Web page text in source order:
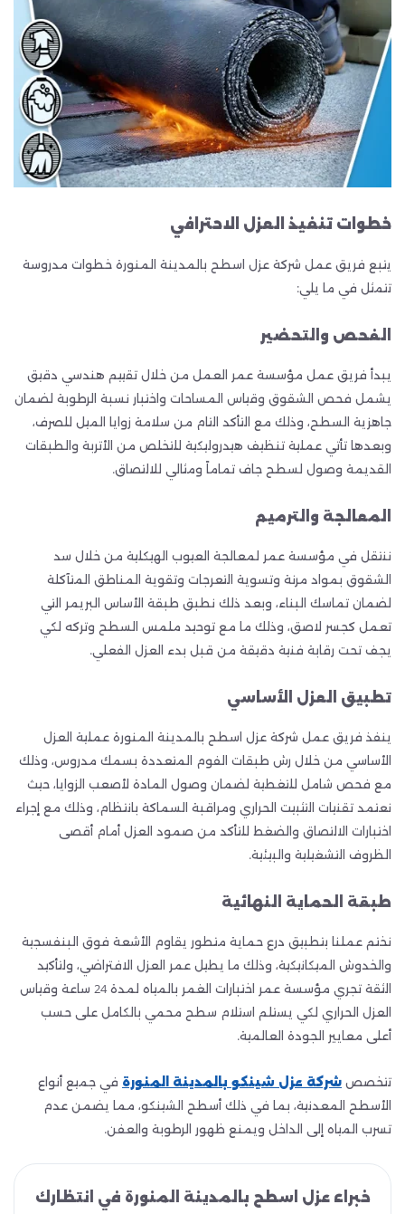
خطوات تنفيذ العزل الاحترافي
يتبع فريق عمل شركة عزل اسطح بالمدينة المنورة خطوات مدروسة
تتمثل في ما يلي:
الفحص والتحضير
يبدأ فريق عمل مؤسسة عمر العمل من خلال تقييم هندسي دقيق
يشمل فحص الشقوق وقياس المساحات واختبار نسبة الرطوبة لضمان
جاهزية السطح، وذلك مع التأكد التام من سلامة زوايا الميل للصرف،
وبعدها تأتي عملية تنظيف هيدروليكية للتخلص من الأتربة والطبقات
القديمة وصول لسطح جاف تماماً ومثالي للالتصاق.
المعالجة والترميم
ننتقل في مؤسسة عمر لمعالجة العيوب الهيكلية من خلال سد
الشقوق بمواد مرنة وتسوية التعرجات وتقوية المناطق المتآكلة
لضمان تماسك البناء، وبعد ذلك نطبق طبقة الأساس البريمر التي
تعمل كجسر لاصق، وذلك ما مع توحيد ملمس السطح وتركه لكي
يجف تحت رقابة فنية دقيقة من قبل بدء العزل الفعلي.
تطبيق العزل الأساسي
ينفذ فريق عمل شركة عزل اسطح بالمدينة المنورة عملية العزل
الأساسي من خلال رش طبقات الفوم المتعددة بسمك مدروس، وذلك
مع فحص شامل للتغطية لضمان وصول المادة لأصعب الزوايا، حيث
نعتمد تقنيات التثبيت الحراري ومراقبة السماكة بانتظام، وذلك مع إجراء
اختبارات الالتصاق والضغط للتأكد من صمود العزل أمام أقصى
الظروف التشغيلية والبيئية.
طبقة الحماية النهائية
نختم عملنا بتطبيق درع حماية متطور يقاوم الأشعة فوق البنفسجية
والخدوش الميكانيكية، وذلك ما يطيل عمر العزل الافتراضي، ولتأكيد
الثقة تجري مؤسسة عمر اختبارات الغمر بالمياه لمدة 24 ساعة وقياس
العزل الحراري لكي يستلم استلام سطح محمي بالكامل على حسب
أعلى معايير الجودة العالمية.
تتخصص شركة عزل شينكو بالمدينة المنورة في جميع أنواع
الأسطح المعدنية، بما في ذلك أسطح الشينكو، مما يضمن عدم
تسرب المياه إلى الداخل ويمنع ظهور الرطوبة والعفن.
خبراء عزل اسطح بالمدينة المنورة في انتظارك